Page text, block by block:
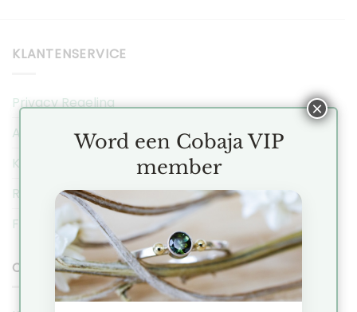
KLANTENSERVICE
Privacy Regeling
Algemene Voorwaarden
Klachten
Ruilen & Retourneren
FAQ
COBAJA NIEUWS
Word een Cobaja VIP
member
×